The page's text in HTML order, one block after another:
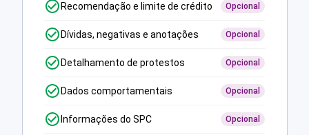
Recomendação e limite de crédito Opcional
Dívidas, negativas e anotações Opcional
Detalhamento de protestos Opcional
Dados comportamentais Opcional
Informações do SPC Opcional